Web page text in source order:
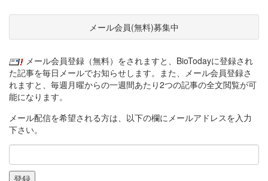
メール会員(無料)募集中
メール会員登録（無料）をされますと、BioTodayに登録され
た記事を毎日メールでお知らせします。また、メール会員登録さ
れますと、毎週月曜からの一週間あたり2つの記事の全文閲覧が可
能になります。
メール配信を希望される方は、以下の欄にメールアドレスを入力
下さい。